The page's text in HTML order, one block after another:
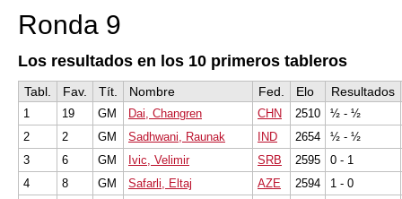
Ronda 9
Los resultados en los 10 primeros tableros
Tabl. Fav. Tít. Nombre Fed. Elo Resultados
1 19 GM Dai, Changren CHN 2510
½ - ½
2
2 GM Sadhwani, Raunak IND 2654
½ - ½
3
6 GM Ivic, Velimir SRB 2595
0 - 1
4
8 GM Safarli, Eltaj AZE 2594
1 - 0